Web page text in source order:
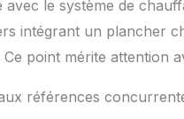
avec le système de
intégrant un plancher
point mérite attention
références